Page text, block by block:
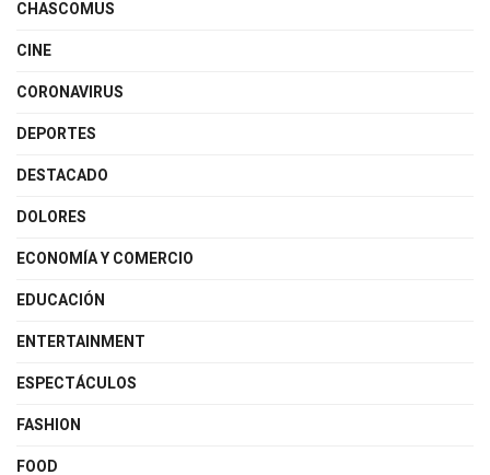
CHASCOMUS
CINE
CORONAVIRUS
DEPORTES
DESTACADO
DOLORES
ECONOMÍA Y COMERCIO
EDUCACIÓN
ENTERTAINMENT
ESPECTÁCULOS
FASHION
FOOD